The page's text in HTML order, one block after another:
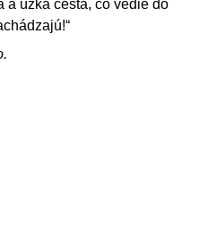
a úzka cesta, čo vedie do